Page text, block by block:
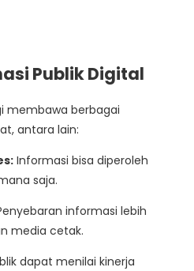
Publik Digital
membawa berbagai
antara lain:
Informasi bisa diperoleh
saja.
informasi lebih
media cetak.
dapat menilai kinerja